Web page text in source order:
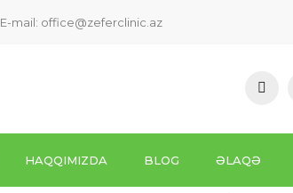
E-mail: office@zeferclinic.az
HAQQIMIZDA BLOG ƏLAQƏ